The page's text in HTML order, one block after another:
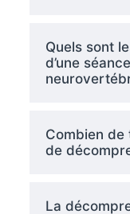
Quels sont
d’une
Combien de
de
La